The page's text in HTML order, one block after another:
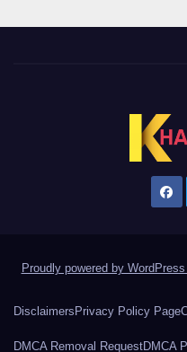
Proudly powered by WordPress
Disclaimers Privacy Policy Page
DMCA Removal RequestDMCA